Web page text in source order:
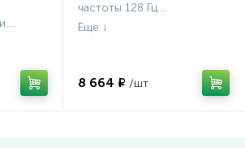
частоты 128 Гц....
8 664 ₽